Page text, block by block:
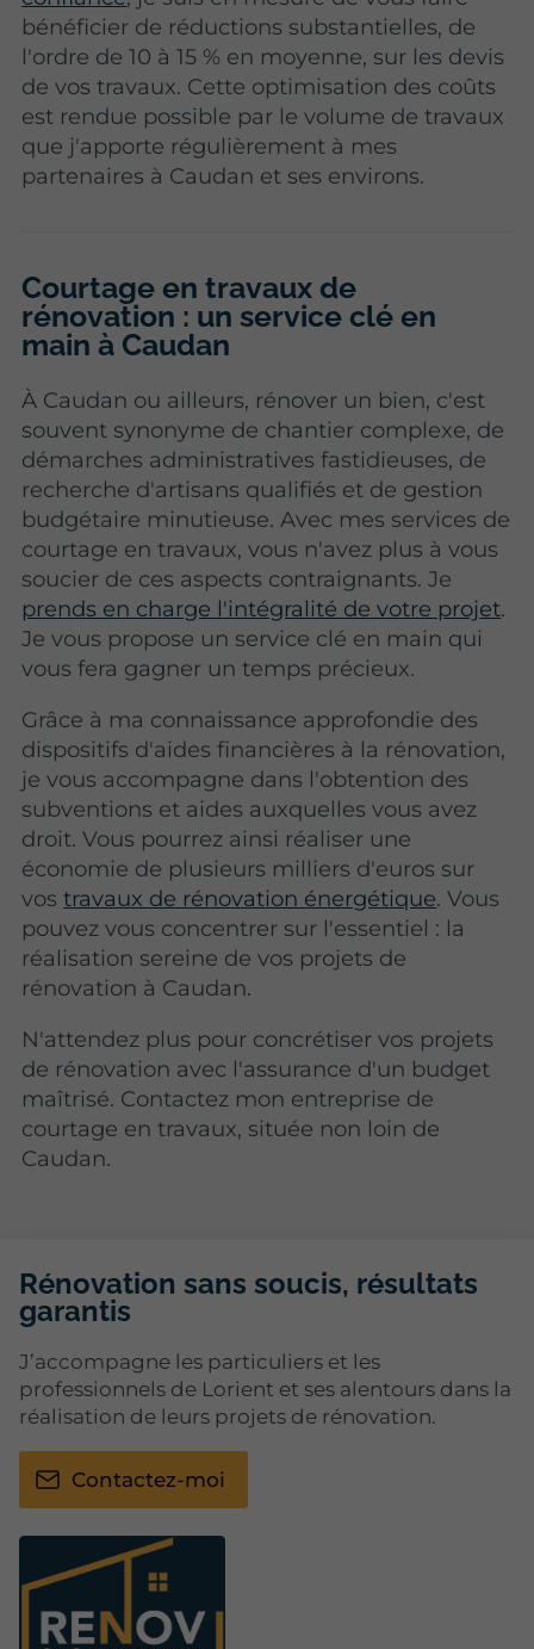
bénéficier de réductions substantielles, de
l'ordre de 10 à 15 % en moyenne, sur les devis
de vos travaux. Cette optimisation des coûts
est rendue possible par le volume de travaux
que j'apporte régulièrement à mes
partenaires à Caudan et ses environs.
Courtage en travaux de
rénovation : un service clé en
main à Caudan
À Caudan ou ailleurs, rénover un bien, c'est
souvent synonyme de chantier complexe, de
démarches administratives fastidieuses, de
recherche d'artisans qualifiés et de gestion
budgétaire minutieuse. Avec mes services de
courtage en travaux, vous n'avez plus à vous
soucier de ces aspects contraignants. Je
prends en charge l'intégralité de votre projet.
Je vous propose un service clé en main qui
vous fera gagner un temps précieux.
Grâce à ma connaissance approfondie des
dispositifs d'aides financières à la rénovation,
je vous accompagne dans l'obtention des
subventions et aides auxquelles vous avez
droit. Vous pourrez ainsi réaliser une
économie de plusieurs milliers d'euros sur
vos travaux de rénovation énergétique. Vous
pouvez vous concentrer sur l'essentiel : la
réalisation sereine de vos projets de
rénovation à Caudan.
N'attendez plus pour concrétiser vos projets
de rénovation avec l'assurance d'un budget
maîtrisé. Contactez mon entreprise de
courtage en travaux, située non loin de
Caudan.
Rénovation sans soucis, résultats
garantis
J’accompagne les particuliers et les
professionnels de Lorient et ses alentours dans la
réalisation de leurs projets de rénovation.
Contactez-moi